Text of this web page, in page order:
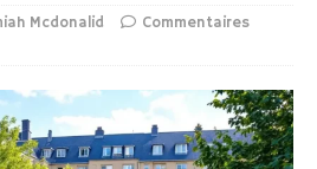
Mcdonalid
Commentaires